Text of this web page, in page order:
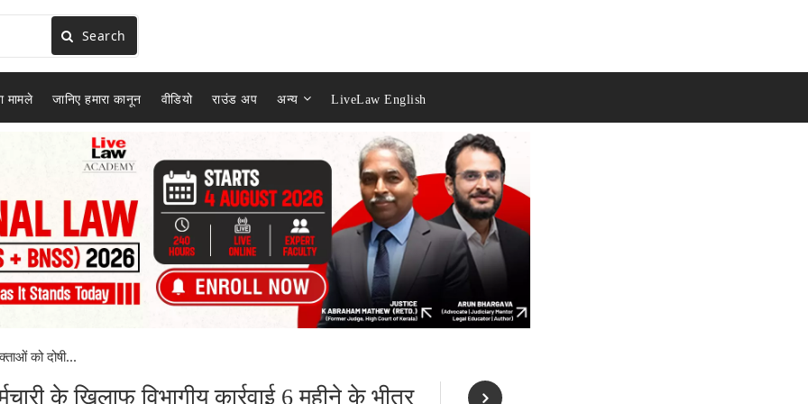
Search
मामले जानिए हमारा कानून वीडियो राउंड अप अन्य LiveLaw English
को दोषी...
के खिलाफ विभागीय कार्रवाई 6 महीने के भीतर